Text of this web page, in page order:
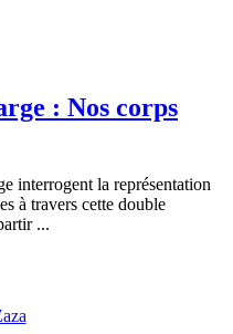
: Nos corps
interrogent la représentation
à travers cette double
...